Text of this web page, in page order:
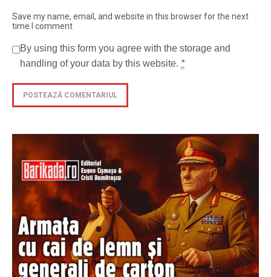
Save my name, email, and website in this browser for the next
time I comment
By using this form you agree with the storage and
handling of your data by this website. *